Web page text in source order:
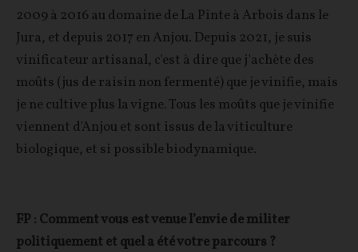
2009 à 2016 au domaine de La Pinte à Arbois dans le
Jura, et depuis 2017 en Anjou. Depuis 2021, je suis
vinificateur artisanal, c'est à dire que j'achète des
moûts (jus de raisin non fermenté) que je vinifie, mais
je ne cultive plus la vigne. Tous les moûts que je vinifie
viennent d'Anjou et sont issus de la viticulture
biologique, et si possible biodynamique.
FP : Comment vous est venue l’envie de militer
politiquement et quel a été votre parcours ?